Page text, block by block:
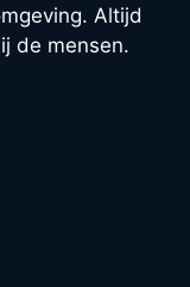
Altijd
de mensen.